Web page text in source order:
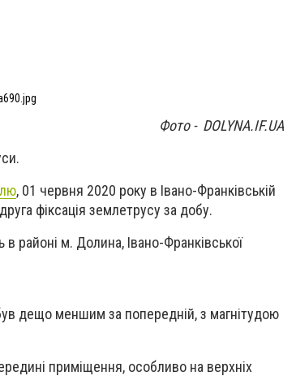
Фото - DOLYNA.IF.UA
, 01 червня 2020 року в Івано-Франківській
фіксація землетрусу за добу.
районі м. Долина, Івано-Франківської
дещо меншим за попередній, з магнітудою
приміщення, особливо на верхніх